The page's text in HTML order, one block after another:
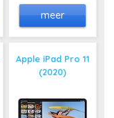
meer
Apple iPad Pro 11
(2020)